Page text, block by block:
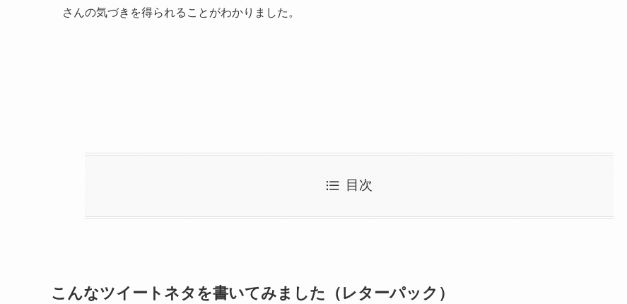
さんの気づきを得られることがわかりました。
目次
こんなツイートネタを書いてみました（レターパック）